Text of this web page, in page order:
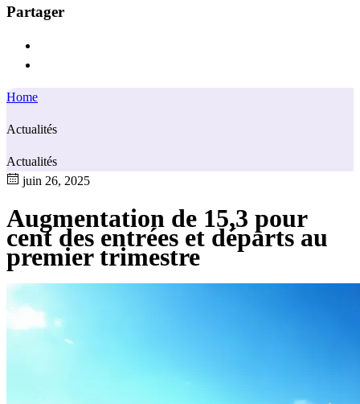
Partager
Home
Actualités
Actualités
juin 26, 2025
Augmentation de 15,3 pour
cent des entrées et départs au
premier trimestre